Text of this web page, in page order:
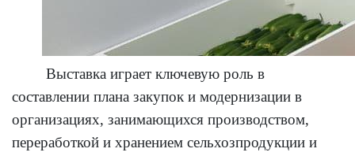
Выставка играет ключевую роль в
составлении плана закупок и модернизации в
организациях, занимающихся производством,
переработкой и хранением сельхозпродукции и